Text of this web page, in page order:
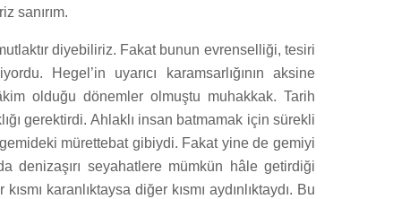
sanırım.
diyebiliriz. Fakat bunun evrenselliği, tesiri
Hegel’in uyarıcı karamsarlığının aksine
olduğu dönemler olmuştu muhakkak. Tarih
gerektirdi. Ahlaklı insan batmamak için sürekli
mürettebat gibiydi. Fakat yine de gemiyi
denizaşırı seyahatlere mümkün hâle getirdiği
karanlıktaysa diğer kısmı aydınlıktaydı. Bu